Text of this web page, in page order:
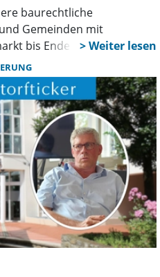
baurechtliche
Gemeinden mit
bis Ende 2029, darunter
so schneller Bauland
benötigten Wohnraum